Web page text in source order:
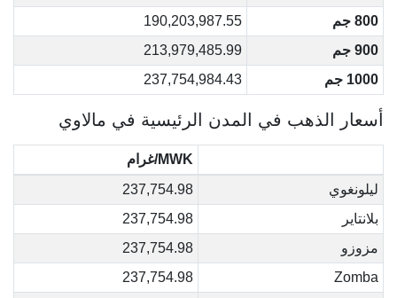
800 جم
190,203,987.55
900 جم
213,979,485.99
1000 جم
237,754,984.43
أسعار الذهب في المدن الرئيسية في مالاوي
MWK/غرام
ليلونغوي
237,754.98
بلانتاير
237,754.98
مزوزو
237,754.98
Zomba
237,754.98